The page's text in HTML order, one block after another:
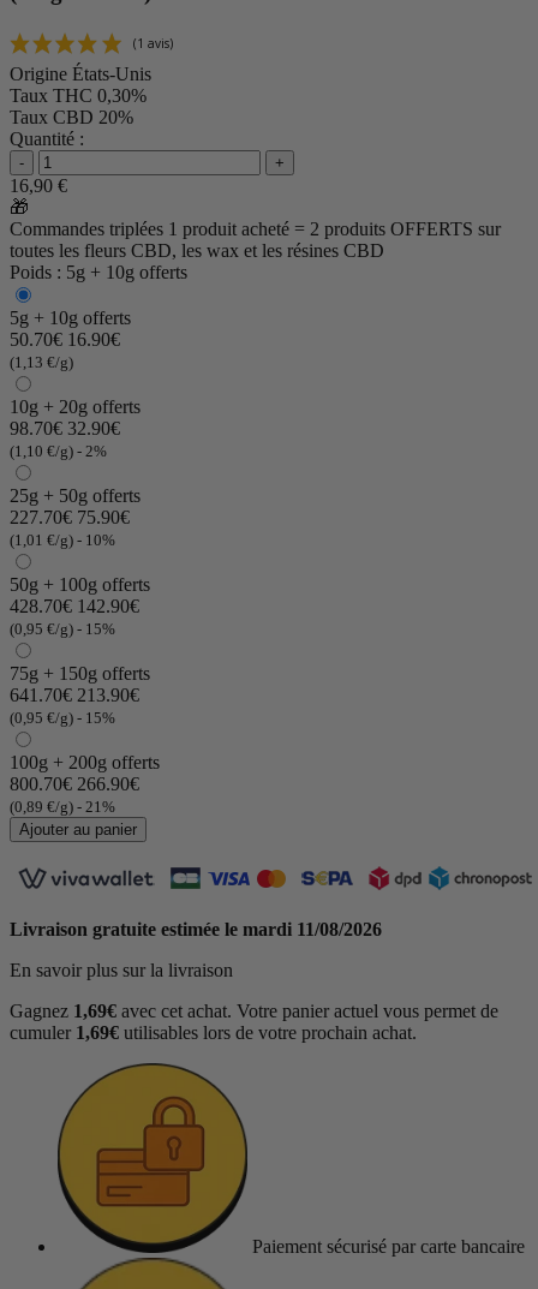
Origine États-Unis
Taux THC 0,30%
Taux CBD 20%
Quantité :
- +
16,90 €
🎁
Commandes triplées 1 produit acheté = 2 produits OFFERTS sur
toutes les fleurs CBD, les wax et les résines CBD
Poids : 5g + 10g offerts
5g + 10g offerts
50.70€ 16.90€
(1,13 €/g)
10g + 20g offerts
98.70€ 32.90€
(1,10 €/g) - 2%
25g + 50g offerts
227.70€ 75.90€
(1,01 €/g) - 10%
50g + 100g offerts
428.70€ 142.90€
(0,95 €/g) - 15%
75g + 150g offerts
641.70€ 213.90€
(0,95 €/g) - 15%
100g + 200g offerts
800.70€ 266.90€
(0,89 €/g) - 21%
Ajouter au panier
Livraison gratuite estimée le mardi 11/08/2026
En savoir plus sur la livraison
Gagnez 1,69€ avec cet achat. Votre panier actuel vous permet de
cumuler 1,69€ utilisables lors de votre prochain achat.
Paiement sécurisé par carte bancaire